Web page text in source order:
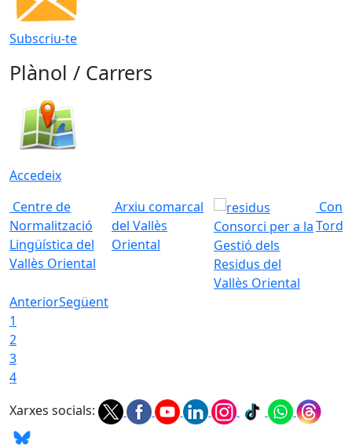
Subscriu-te
Plànol / Carrers
Accedeix
Centre de
Normalització
Lingüística del
Vallès Oriental
Arxiu comarcal
del Vallès
Oriental
Consorci per a la
Gestió dels
Residus del
Vallès Oriental
AnteriorSegüent
1
2
3
4
Xarxes socials: